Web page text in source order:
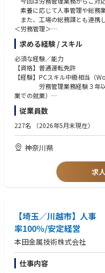
素養に応じて人事管理や総務
また、工場の総務課とも連携
＜労務管理＞
給与/賞与計算、年末調整、勤
続き、入退社管理、
有休休暇付与、育休など各休暇
＜人事管理＞
人材採用全般（システム管理
会社説明/面接対応など）、
教育（スケジュール作成/案内
福利厚生（啓蒙活動、新規導入
＜総務業務の分担＞
建物/施設管理、社有車管理、
その他庶務業務（スマホ管理
人事労務担当は業務を通じて
会社と社員双方の立場を理解
で、
関わっている社員の活躍や円滑
求める経験 / スキル
必須な経験／能力
【資格】普通運転免許
【経験】PCスキル中級相当（
労務管理業務経験３年以上
業での就業）
【歓迎】人事管理経験
【年数】３年～10年（要相談）
【学歴】文理不問、高専 or 大学
る方
【語学】不問
従業員数
227名 （2026年5月末現在）
神奈川県
求
【埼玉／川越市】人
率100％/安定経営
本田金属技術株式会社
仕事内容